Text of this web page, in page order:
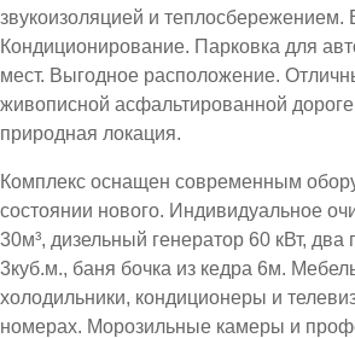
звукоизоляцией и
Кондиционирование. Парковка для
мест. Выгодное расположение.
живописной асфальтированной
природная локация.
Комплекс оснащен современным
состоянии нового. Индивидуальное
30м³, дизельный генератор 60 кВт, два
3куб.м., баня бочка из кедра 6м.
холодильники, кондиционеры и
номерах. Морозильные камеры и